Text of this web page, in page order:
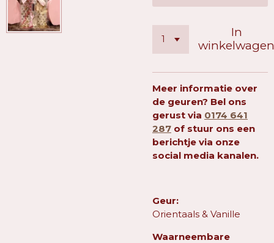
In
Meer informatie over
de geuren? Bel ons
gerust via 0174 641
287 of stuur ons een
berichtje via onze
social media kanalen.
Geur:
Orientaals & Vanille
Waarneembare